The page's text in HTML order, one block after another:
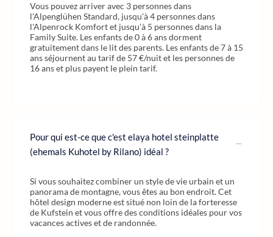
Vous pouvez arriver avec 3 personnes dans
l'Alpenglühen Standard, jusqu'à 4 personnes dans
l'Alpenrock Komfort et jusqu'à 5 personnes dans la
Family Suite. Les enfants de 0 à 6 ans dorment
gratuitement dans le lit des parents. Les enfants de 7 à 15
ans séjournent au tarif de 57 €/nuit et les personnes de
16 ans et plus payent le plein tarif.
Pour qui est-ce que c'est elaya hotel steinplatte
(ehemals Kuhotel by Rilano) idéal ?
Si vous souhaitez combiner un style de vie urbain et un
panorama de montagne, vous êtes au bon endroit. Cet
hôtel design moderne est situé non loin de la forteresse
de Kufstein et vous offre des conditions idéales pour vos
vacances actives et de randonnée.